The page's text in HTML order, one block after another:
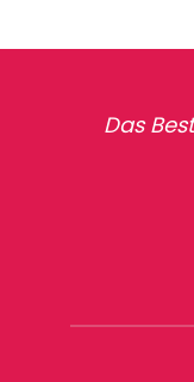
Das